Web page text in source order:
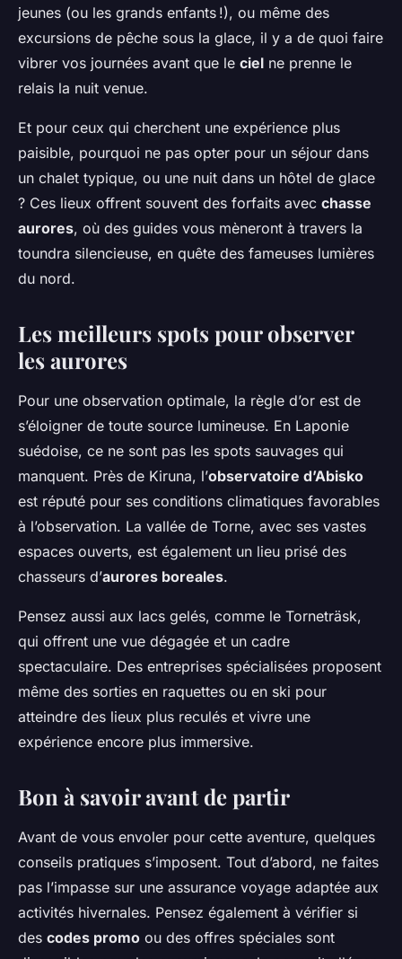
jeunes (ou les grands enfants !), ou même des
excursions de pêche sous la glace, il y a de quoi faire
vibrer vos journées avant que le ciel ne prenne le
relais la nuit venue.
Et pour ceux qui cherchent une expérience plus
paisible, pourquoi ne pas opter pour un séjour dans
un chalet typique, ou une nuit dans un hôtel de glace
? Ces lieux offrent souvent des forfaits avec chasse
aurores, où des guides vous mèneront à travers la
toundra silencieuse, en quête des fameuses lumières
du nord.
Les meilleurs spots pour observer
les aurores
Pour une observation optimale, la règle d’or est de
s’éloigner de toute source lumineuse. En Laponie
suédoise, ce ne sont pas les spots sauvages qui
manquent. Près de Kiruna, l’observatoire d’Abisko
est réputé pour ses conditions climatiques favorables
à l’observation. La vallée de Torne, avec ses vastes
espaces ouverts, est également un lieu prisé des
chasseurs d’aurores boreales.
Pensez aussi aux lacs gelés, comme le Torneträsk,
qui offrent une vue dégagée et un cadre
spectaculaire. Des entreprises spécialisées proposent
même des sorties en raquettes ou en ski pour
atteindre des lieux plus reculés et vivre une
expérience encore plus immersive.
Bon à savoir avant de partir
Avant de vous envoler pour cette aventure, quelques
conseils pratiques s’imposent. Tout d’abord, ne faites
pas l’impasse sur une assurance voyage adaptée aux
activités hivernales. Pensez également à vérifier si
des codes promo ou des offres spéciales sont